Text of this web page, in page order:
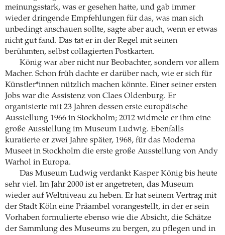
meinungsstark, was er gesehen hatte, und gab immer
wieder dringende Empfehlungen für das, was man sich
unbedingt anschauen sollte, sagte aber auch, wenn er etwas
nicht gut fand. Das tat er in der Regel mit seinen
berühmten, selbst collagierten Postkarten.
König war aber nicht nur Beobachter, sondern vor allem
Macher. Schon früh dachte er darüber nach, wie er sich für
Künstler*innen nützlich machen könnte. Einer seiner ersten
Jobs war die Assistenz von Claes Oldenburg. Er
organisierte mit 23 Jahren dessen erste europäische
Ausstellung 1966 in Stockholm; 2012 widmete er ihm eine
große Ausstellung im Museum Ludwig. Ebenfalls
kuratierte er zwei Jahre später, 1968, für das Moderna
Museet in Stockholm die erste große Ausstellung von Andy
Warhol in Europa.
Das Museum Ludwig verdankt Kasper König bis heute
sehr viel. Im Jahr 2000 ist er angetreten, das Museum
wieder auf Weltniveau zu heben. Er hat seinem Vertrag mit
der Stadt Köln eine Präambel vorangestellt, in der er sein
Vorhaben formulierte ebenso wie die Absicht, die Schätze
der Sammlung des Museums zu bergen, zu pflegen und in